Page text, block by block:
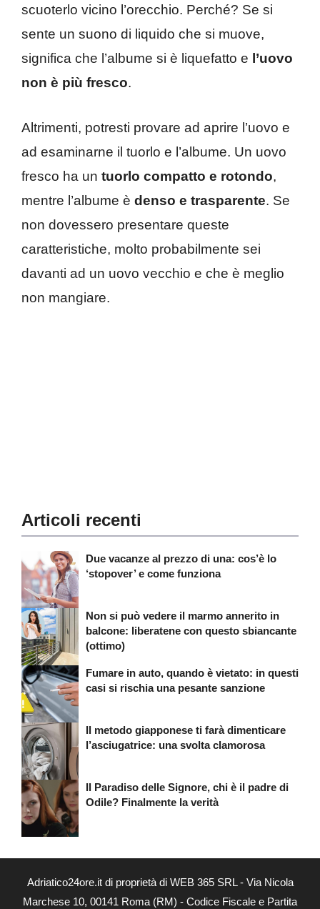
scuoterlo vicino l’orecchio. Perché? Se si
sente un suono di liquido che si muove,
significa che l’albume si è liquefatto e l’uovo
non è più fresco.
Altrimenti, potresti provare ad aprire l’uovo e
ad esaminarne il tuorlo e l’albume. Un uovo
fresco ha un tuorlo compatto e rotondo,
mentre l’albume è denso e trasparente. Se
non dovessero presentare queste
caratteristiche, molto probabilmente sei
davanti ad un uovo vecchio e che è meglio
non mangiare.
Articoli recenti
Due vacanze al prezzo di una: cos’è lo
‘stopover’ e come funziona
Non si può vedere il marmo annerito in
balcone: liberatene con questo sbiancante
(ottimo)
Fumare in auto, quando è vietato: in questi
casi si rischia una pesante sanzione
Il metodo giapponese ti farà dimenticare
l’asciugatrice: una svolta clamorosa
Il Paradiso delle Signore, chi è il padre di
Odile? Finalmente la verità
Adriatico24ore.it di proprietà di WEB 365 SRL - Via Nicola
Marchese 10, 00141 Roma (RM) - Codice Fiscale e Partita